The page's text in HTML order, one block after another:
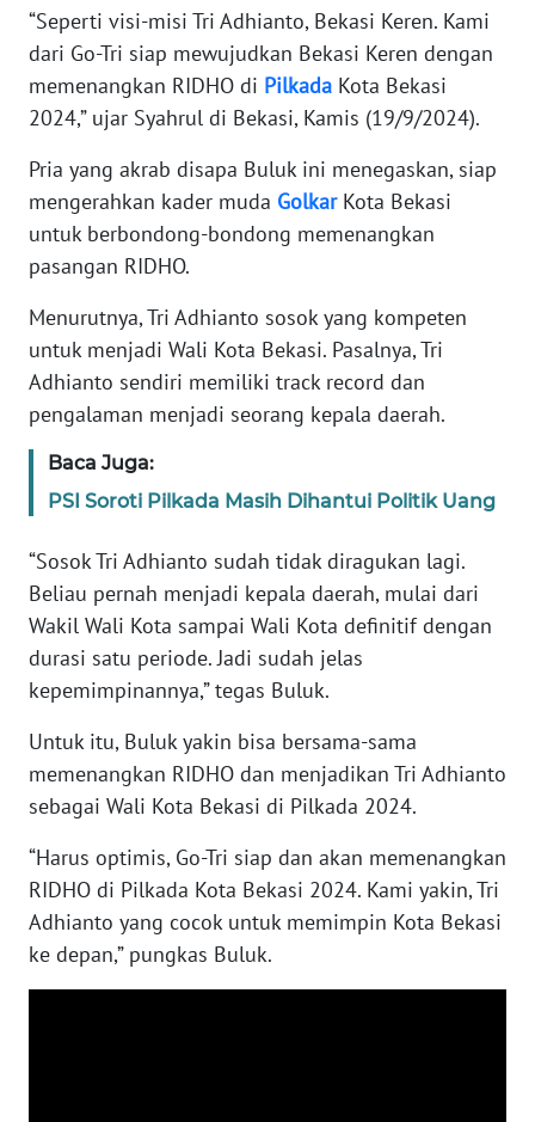
“Seperti visi-misi Tri Adhianto, Bekasi Keren. Kami
dari Go-Tri siap mewujudkan Bekasi Keren dengan
memenangkan RIDHO di Pilkada Kota Bekasi
2024,” ujar Syahrul di Bekasi, Kamis (19/9/2024).
Pria yang akrab disapa Buluk ini menegaskan, siap
mengerahkan kader muda GolkarKota Bekasi
untuk berbondong-bondong memenangkan
pasangan RIDHO.
Menurutnya, Tri Adhianto sosok yang kompeten
untuk menjadi Wali Kota Bekasi. Pasalnya, Tri
Adhianto sendiri memiliki track record dan
pengalaman menjadi seorang kepala daerah.
Baca Juga:
PSI Soroti Pilkada Masih Dihantui Politik Uang
“Sosok Tri Adhianto sudah tidak diragukan lagi.
Beliau pernah menjadi kepala daerah, mulai dari
Wakil Wali Kota sampai Wali Kota definitif dengan
durasi satu periode. Jadi sudah jelas
kepemimpinannya,” tegas Buluk.
Untuk itu, Buluk yakin bisa bersama-sama
memenangkan RIDHO dan menjadikan Tri Adhianto
sebagai Wali Kota Bekasi di Pilkada 2024.
“Harus optimis, Go-Tri siap dan akan memenangkan
RIDHO di Pilkada Kota Bekasi 2024. Kami yakin, Tri
Adhianto yang cocok untuk memimpin Kota Bekasi
ke depan,” pungkas Buluk.
WN
RIAU
WN
WN
JAMBI
SULTRA
WN
NTB
WN
SULTENG
WN
SULBAR
WN
BABEL
WN
SUMBAR
SUMSEL
WN
BENGKULU